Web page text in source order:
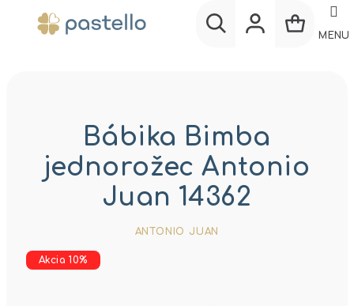
MENU
Bábika Bimba
jednorožec Antonio
Juan 14362
ANTONIO JUAN
Akcia 10%